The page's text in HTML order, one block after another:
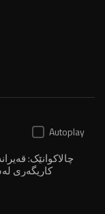
Autoplay
چالاکوانێک:
کاریگەری